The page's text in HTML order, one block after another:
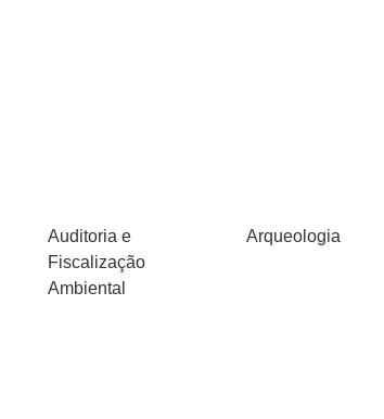
Auditoria e
Fiscalização
Ambiental
Arqueologia